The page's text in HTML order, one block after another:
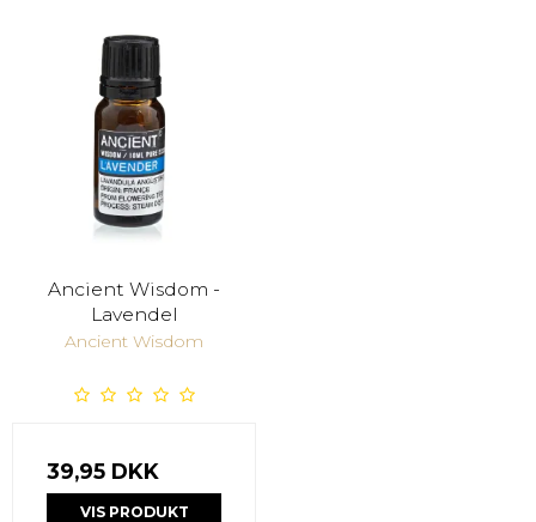
Ancient Wisdom -
Lavendel
Ancient Wisdom
39,95 DKK
VIS PRODUKT